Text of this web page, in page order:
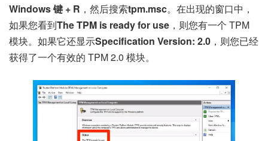
Windows 键 + R ，然后搜索tpm.msc。在出现的窗口中，
如果您看到The TPM is ready for use ，则您有一个 TPM
模块。如果它还显示Specification Version: 2.0 ，则您已经
获得了一个有效的 TPM 2.0 模块。